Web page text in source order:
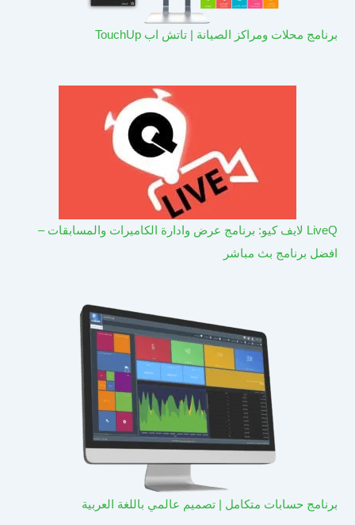
برنامج محلات ومراكز الصيانة | تاتش اب TouchUp
LiveQ لايف كيو: برنامج عرض وادارة الكاميرات والمسابقات –
افضل برنامج بث مباشر
برنامج حسابات متكامل | تصميم عالمي باللغة العربية